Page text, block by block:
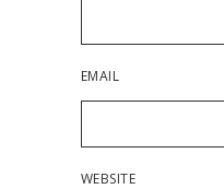
EMAIL
WEBSITE